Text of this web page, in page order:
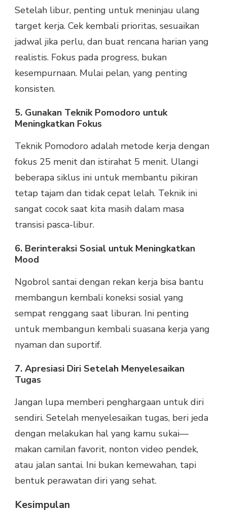
Setelah libur, penting untuk meninjau ulang
target kerja. Cek kembali prioritas, sesuaikan
jadwal jika perlu, dan buat rencana harian yang
realistis. Fokus pada progress, bukan
kesempurnaan. Mulai pelan, yang penting
konsisten.
5. Gunakan Teknik Pomodoro untuk
Meningkatkan Fokus
Teknik Pomodoro adalah metode kerja dengan
fokus 25 menit dan istirahat 5 menit. Ulangi
beberapa siklus ini untuk membantu pikiran
tetap tajam dan tidak cepat lelah. Teknik ini
sangat cocok saat kita masih dalam masa
transisi pasca-libur.
6. Berinteraksi Sosial untuk Meningkatkan
Mood
Ngobrol santai dengan rekan kerja bisa bantu
membangun kembali koneksi sosial yang
sempat renggang saat liburan. Ini penting
untuk membangun kembali suasana kerja yang
nyaman dan suportif.
7. Apresiasi Diri Setelah Menyelesaikan
Tugas
Jangan lupa memberi penghargaan untuk diri
sendiri. Setelah menyelesaikan tugas, beri jeda
dengan melakukan hal yang kamu sukai—
makan camilan favorit, nonton video pendek,
atau jalan santai. Ini bukan kemewahan, tapi
bentuk perawatan diri yang sehat.
Kesimpulan